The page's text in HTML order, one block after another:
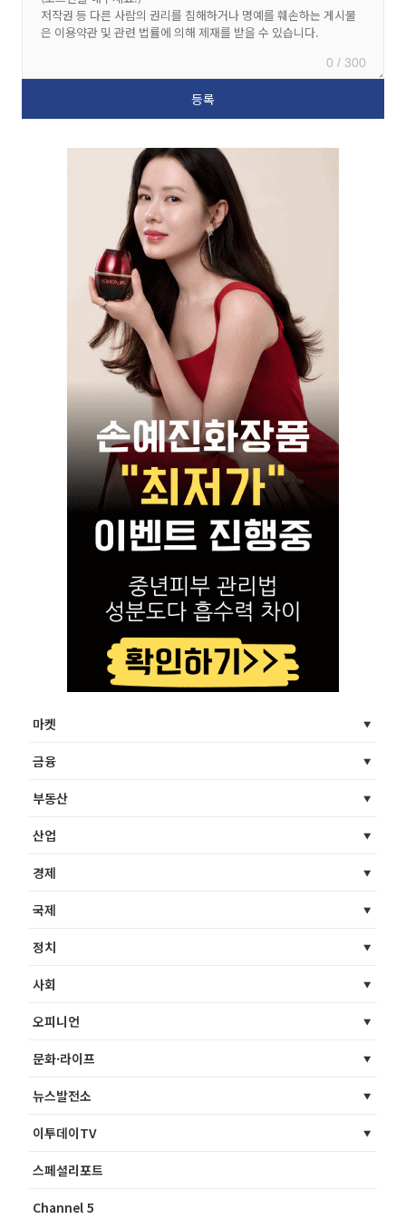
0 / 300
마켓
금융
부동산
산업
경제
국제
정치
사회
오피니언
문화·라이프
뉴스발전소
이투데이TV
스페셜리포트
Channel 5